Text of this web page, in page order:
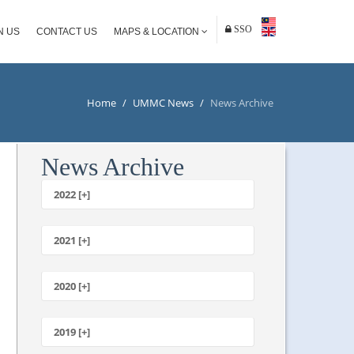
US CONTACT US MAPS & LOCATION SSO
Home / UMMC News / News Archive
News Archive
2022 [+]
2021 [+]
October
July
2020 [+]
January
2019 [+]